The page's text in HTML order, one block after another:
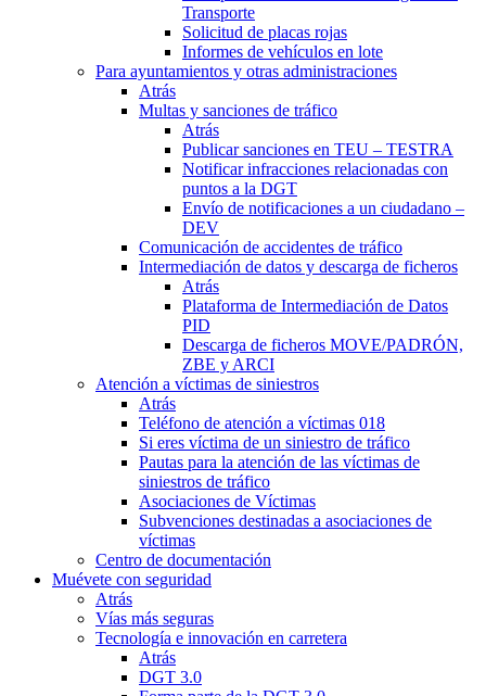
Transporte
Solicitud de placas rojas
Informes de vehículos en lote
Para ayuntamientos y otras administraciones
Atrás
Multas y sanciones de tráfico
Atrás
Publicar sanciones en TEU – TESTRA
Notificar infracciones relacionadas con
puntos a la DGT
Envío de notificaciones a un ciudadano –
DEV
Comunicación de accidentes de tráfico
Intermediación de datos y descarga de ficheros
Atrás
Plataforma de Intermediación de Datos
PID
Descarga de ficheros MOVE/PADRÓN,
ZBE y ARCI
Atención a víctimas de siniestros
Atrás
Teléfono de atención a víctimas 018
Si eres víctima de un siniestro de tráfico
Pautas para la atención de las víctimas de
siniestros de tráfico
Asociaciones de Víctimas
Subvenciones destinadas a asociaciones de
víctimas
Centro de documentación
Muévete con seguridad
Atrás
Vías más seguras
Tecnología e innovación en carretera
Atrás
DGT 3.0